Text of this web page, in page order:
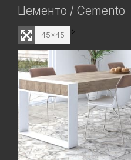
Цементо / Cemento
>
45x45